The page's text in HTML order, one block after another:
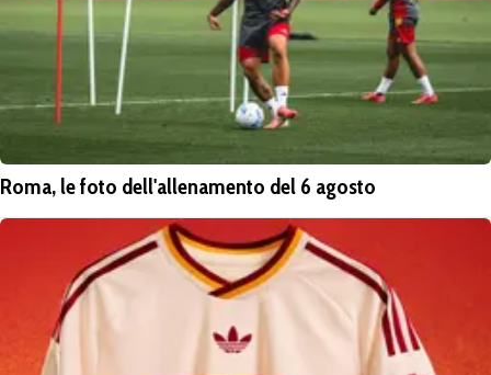
Roma, le foto dell'allenamento del 6 agosto